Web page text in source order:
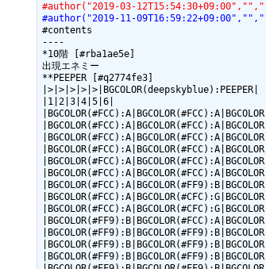
#author("2019-03-
#author("2019-11-
#contents
----
*10階 [#rba1ae5e]
出現エネミー
**PEEPER [#q2774fe3]
|>|>|>|>|>|BGCOLOR(deepskyblue):PEEPER|
|1|2|3|4|5|6|